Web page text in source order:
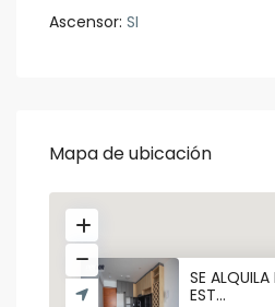
Ascensor: SI
Mapa de ubicación
SE
EST...